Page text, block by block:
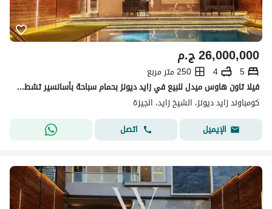
ج.م26,000,000
5
4
250 متر مربع
فيلا تاون هاوس ميدل للبيع في زايد ديونز بحمام سباحة بأسانسير تشطيب فاخر جاهزه للسكن العائلي الراقي
كومباوند زايد ديونز، الشيخ زايد، الجيزة
الإيميل
اتصل